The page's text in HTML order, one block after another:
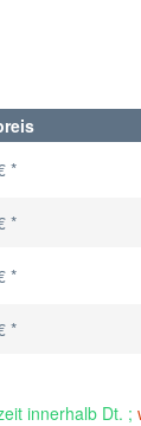
*
*
*
*
innerhalb Dt. ;